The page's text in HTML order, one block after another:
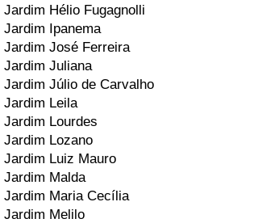
Jardim Hélio Fugagnolli
Jardim Ipanema
Jardim José Ferreira
Jardim Juliana
Jardim Júlio de Carvalho
Jardim Leila
Jardim Lourdes
Jardim Lozano
Jardim Luiz Mauro
Jardim Malda
Jardim Maria Cecília
Jardim Melilo